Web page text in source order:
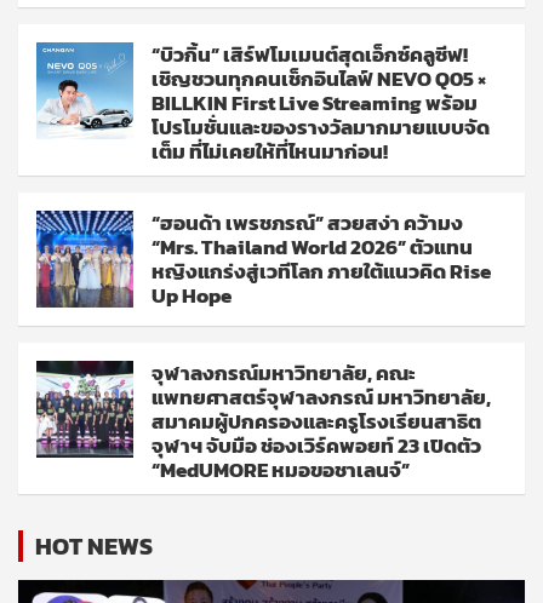
“บิวกิ้น” เสิร์ฟโมเมนต์สุดเอ็กซ์คลูซีฟ!
เชิญชวนทุกคนเช็กอินไลฟ์ NEVO Q05 ×
BILLKIN First Live Streaming พร้อม
โปรโมชั่นและของรางวัลมากมายแบบจัด
เต็ม ที่ไม่เคยให้ที่ไหนมาก่อน!
“ฮอนด้า เพรชภรณ์” สวยสง่า คว้ามง
“Mrs. Thailand World 2026” ตัวแทน
หญิงแกร่งสู่เวทีโลก ภายใต้แนวคิด Rise
Up Hope
จุฬาลงกรณ์มหาวิทยาลัย, คณะ
แพทยศาสตร์จุฬาลงกรณ์ มหาวิทยาลัย,
สมาคมผู้ปกครองและครูโรงเรียนสาธิต
จุฬาฯ จับมือ ช่องเวิร์คพอยท์ 23 เปิดตัว
“MedUMORE หมอขอชาเลนจ์”
HOT NEWS